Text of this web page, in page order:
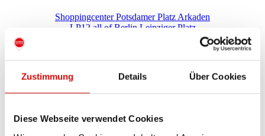
Zustimmung Details Über Cookies
Diese Webseite verwendet Cookies
Shoppingcenter Potsdamer Platz Arkaden
LP12 all of Berlin Leipziger Platz
Zalando Outletstore Berlin Kreuzberg
Einkaufsmeilen in der Nähe